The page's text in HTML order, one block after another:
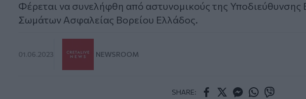
Φέρεται να συνελήφθη από αστυνομικούς της
Σωμάτων Ασφαλείας Βορείου Ελλάδος.
01.06.2023 NEWSROOM
SHARE: